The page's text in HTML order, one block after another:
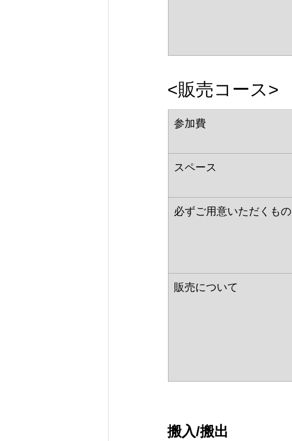
<販売コース>
参加費
スペース
必ずご用意いただくもの
販売について
搬入/搬出